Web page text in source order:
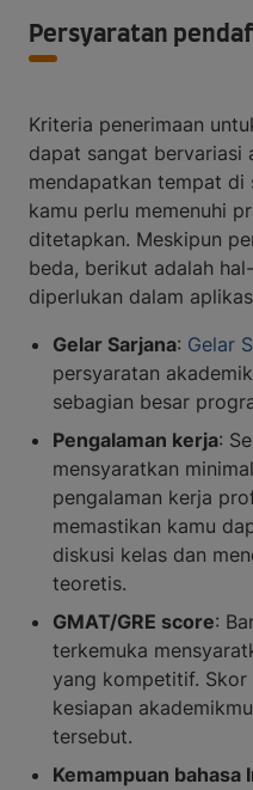
Persyaratan
Kriteria penerimaan
dapat sangat bervariasi
mendapatkan tempat di
kamu perlu memenuhi
ditetapkan. Meskipun
beda, berikut adalah
diperlukan dalam
Gelar Sarjana: Gelar
persyaratan
sebagian besar
Pengalaman kerja:
mensyaratkan
pengalaman kerja
memastikan kamu
diskusi kelas dan
teoretis.
GMAT/GRE score:
terkemuka
yang kompetitif. Skor
kesiapan
tersebut.
Kemampuan bahasa